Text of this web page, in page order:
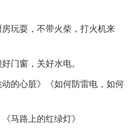
玩耍，不带火柴，打火机来
门窗，关好水电。
的心脏》《如何防雷电，如何
马路上的红绿灯》